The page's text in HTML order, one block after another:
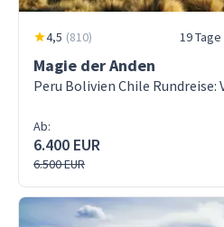
4,5 (810) 19 Tage
Magie der Anden
Peru Bolivien Chile
Ab:
6.400 EUR
6.500 EUR